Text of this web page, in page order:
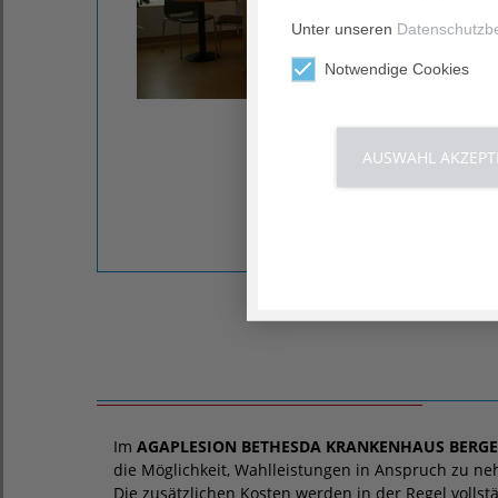
Im AGAPLESION BETHESDA KRANKENHAUS
die Möglichkeit, Wahlleistungen in Anspruch zu
Die zusätzlichen Kosten werden in der Regel
Unter unseren
Notwendige Cookies
AUSWAHL